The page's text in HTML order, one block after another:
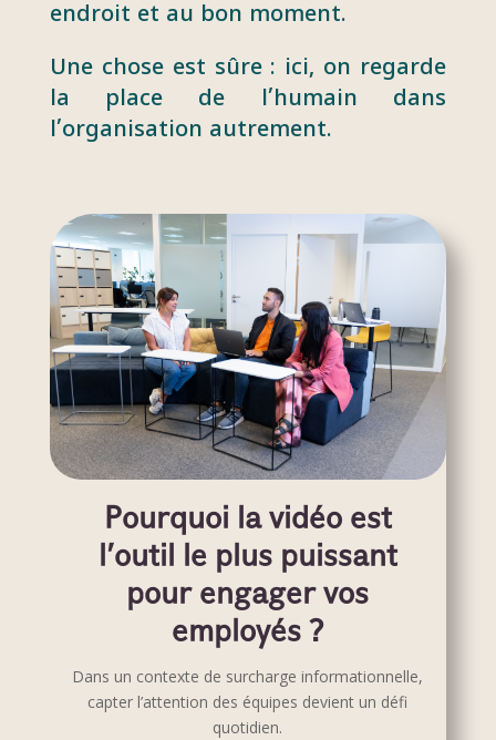
endroit et au bon moment.
Une chose est sûre : ici, on regarde
la place de l’humain dans
l’organisation autrement.
Pourquoi la vidéo est
l’outil le plus puissant
pour engager vos
employés ?
Dans un contexte de surcharge informationnelle,
capter l’attention des équipes devient un défi
quotidien.